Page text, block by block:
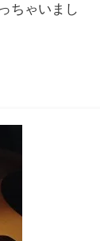
ちゃいまし